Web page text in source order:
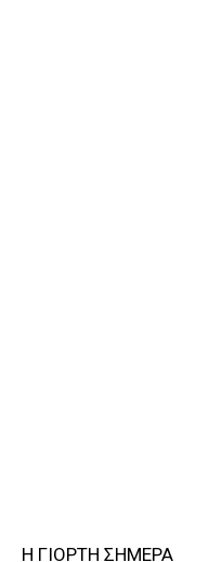
Η ΓΙΟΡΤΗ ΣΗΜΕΡΑ